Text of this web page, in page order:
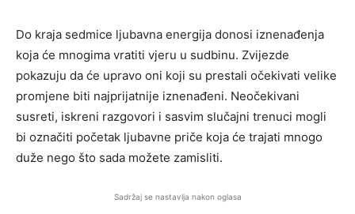
Do kraja sedmice ljubavna energija donosi iznenađenja
koja će mnogima vratiti vjeru u sudbinu. Zvijezde
pokazuju da će upravo oni koji su prestali očekivati velike
promjene biti najprijatnije iznenađeni. Neočekivani
susreti, iskreni razgovori i sasvim slučajni trenuci mogli
bi označiti početak ljubavne priče koja će trajati mnogo
duže nego što sada možete zamisliti.
Sadržaj se nastavlja nakon oglasa